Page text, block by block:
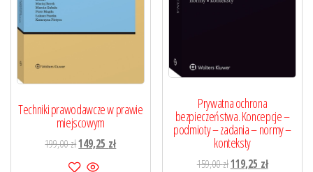
Techniki prawodawcze w prawie
miejscowym
199,00złPierwotna
cena
149,25 złAktualna
Prywatna ochrona
bezpieczeństwa. Koncepcje –
podmioty – zadania – normy –
konteksty
159,00złPierwotna
119,25 złAktualna